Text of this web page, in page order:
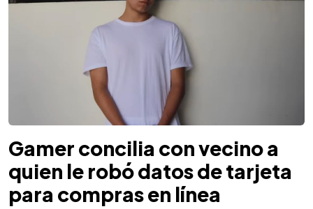
Gamer concilia con vecino a
quien le robó datos de tarjeta
para compras en línea